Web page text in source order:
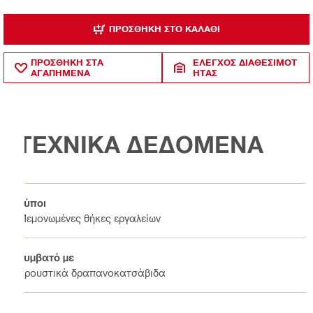
ΠΡΟΣΘΉΚΗ ΣΤΟ ΚΑΛΆΘΙ
ΠΡΟΣΘΗΚΗ ΣΤΑ
ΑΓΑΠΗΜΕΝΑ
ΈΛΕΓΧΟΣ ΔΙΑΘΕΣΙΜΌΤ
ΗΤΑΣ
ΤΕΧΝΙΚΑ ΔΕΔΟΜΕΝΑ
Τύποι
Μεμονωμένες θήκες εργαλείων
Συμβατό με
Κρουστικά δραπανοκατσάβιδα